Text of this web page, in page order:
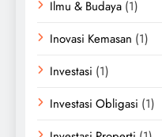
Ilmu & Budaya (1)
Inovasi Kemasan (1)
Investasi (1)
Investasi Obligasi (1)